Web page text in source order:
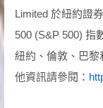
Limited 於紐約證
500 (S&P 500) 指
紐約、倫敦、巴黎
他資訊請參閱：